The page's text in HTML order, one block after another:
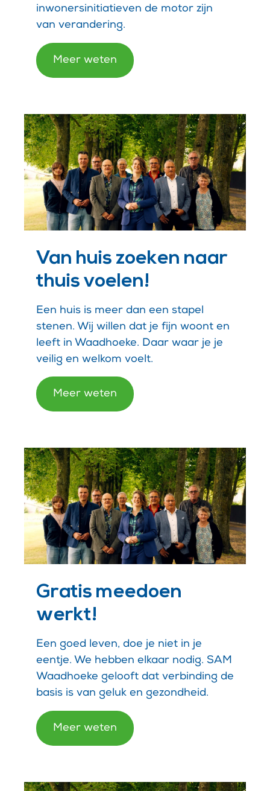
inwonersinitiatieven de motor zijn
van verandering.
Meer weten
Van huis zoeken naar
thuis voelen!
Een huis is meer dan een stapel
stenen. Wij willen dat je fijn woont en
leeft in Waadhoeke. Daar waar je je
veilig en welkom voelt.
Meer weten
Gratis meedoen
werkt!
Een goed leven, doe je niet in je
eentje. We hebben elkaar nodig. SAM
Waadhoeke gelooft dat verbinding de
basis is van geluk en gezondheid.
Meer weten